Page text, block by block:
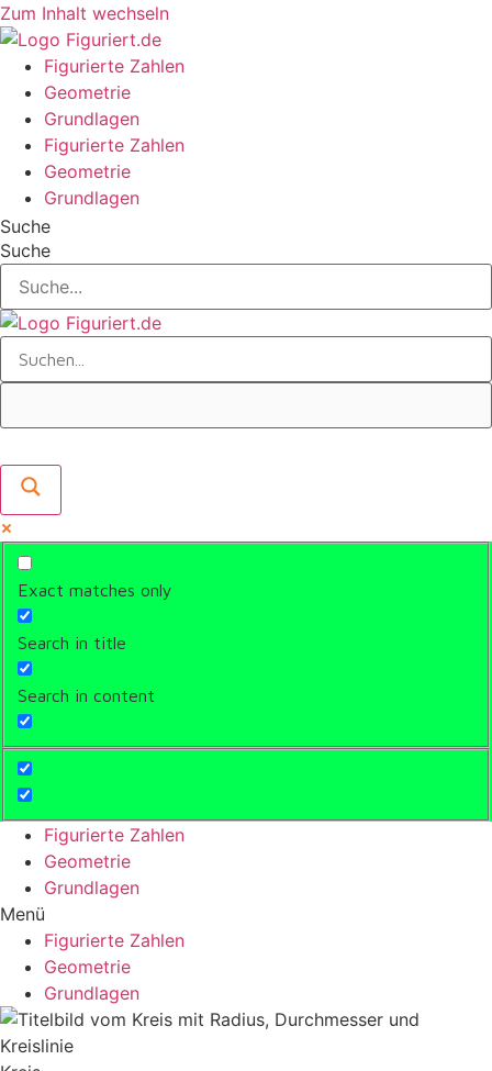
Zum Inhalt wechseln
Figurierte Zahlen
Geometrie
Grundlagen
Figurierte Zahlen
Geometrie
Grundlagen
Suche
Suche
Exact matches only
Search in title
Search in content
Figurierte Zahlen
Geometrie
Grundlagen
Menü
Figurierte Zahlen
Geometrie
Grundlagen